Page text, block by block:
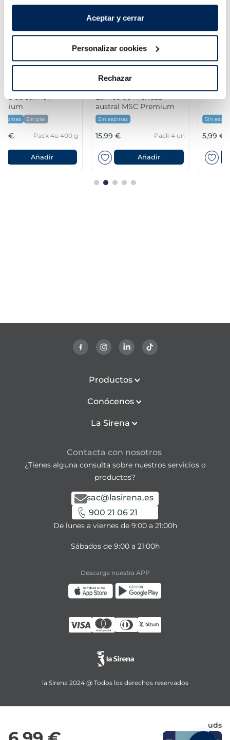
Aceptar y cerrar
Personalizar cookies
Rechazar
uds
Lomos de merluza
austral MSC Premium
Sin espinas
15,99 € Pack 4 un
Filetes de lubina
Premium
Sin espinas
Pack 180 g
Productos
Conócenos
La Sirena
Contacta con nosotros
¿Tienes alguna consulta sobre nuestros servicios o
productos?
sac@lasirena.es
900 21 06 21
De lunes a viernes de 9:00 a 21:00h
Sábados de 9:00 a 21:00h
Descarga nuestra APP
la Sirena 2024 @ Todos los derechos reservados